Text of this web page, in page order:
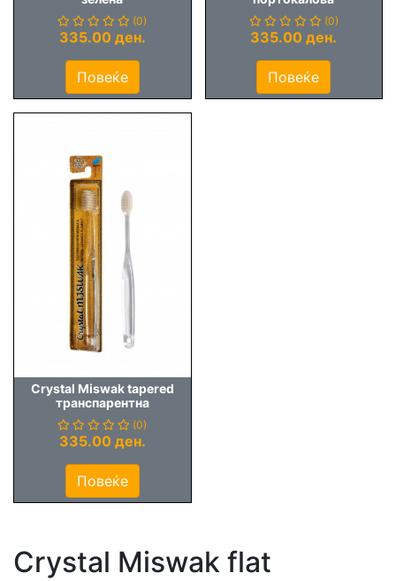
(0)
335.00 ден.
Повеќе
(0)
335.00 ден.
Повеќе
Crystal Miswak tapered
транспарентна
(0)
335.00 ден.
Повеќе
Crystal Miswak flat